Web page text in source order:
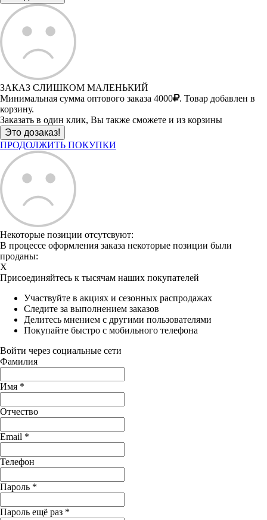
ЗАКАЗ СЛИШКОМ МАЛЕНЬКИЙ
Минимальная сумма оптового заказа 4000
. Товар добавлен в
корзину.
Заказать в один клик, Вы также сможете и из корзины
ПРОДОЛЖИТЬ ПОКУПКИ
Некоторые позиции отсутсвуют:
В процессе оформления заказа некоторые позиции были
проданы:
X
Присоединяйтесь к тысячам наших покупателей
Участвуйте в акциях и сезонных распродажах
Следите за выполнением заказов
Делитесь мнением с другими пользователями
Покупайте быстро с мобильного телефона
Войти через социальные сети
Фамилия
Имя *
Отчество
Email *
Телефон
Пароль *
Пароль ещё раз *